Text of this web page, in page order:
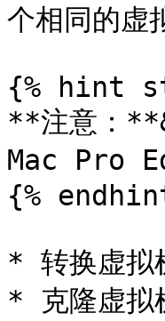
个相同的虚
{% hint
**注意：
Mac Pro
{%
* 转换虚拟
* 克隆虚拟